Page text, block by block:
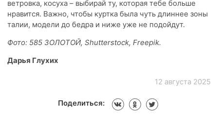
ветровка, косуха – выбирай ту, которая тебе больше
нравится. Важно, чтобы куртка была чуть длиннее зоны
талии, модели до бедра и ниже уже не подойдут.
Фото: 585 ЗОЛОТОЙ, Shutterstock, Freepik.
Дарья Глухих
12 августа 2025
Поделиться: